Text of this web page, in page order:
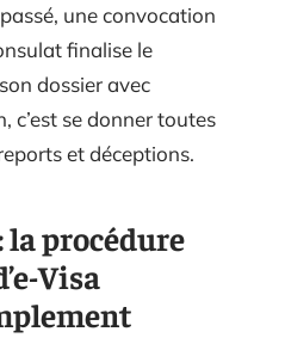
une convocation
finalise le
dossier avec
c’est se donner toutes
et déceptions.
la procédure
Visa